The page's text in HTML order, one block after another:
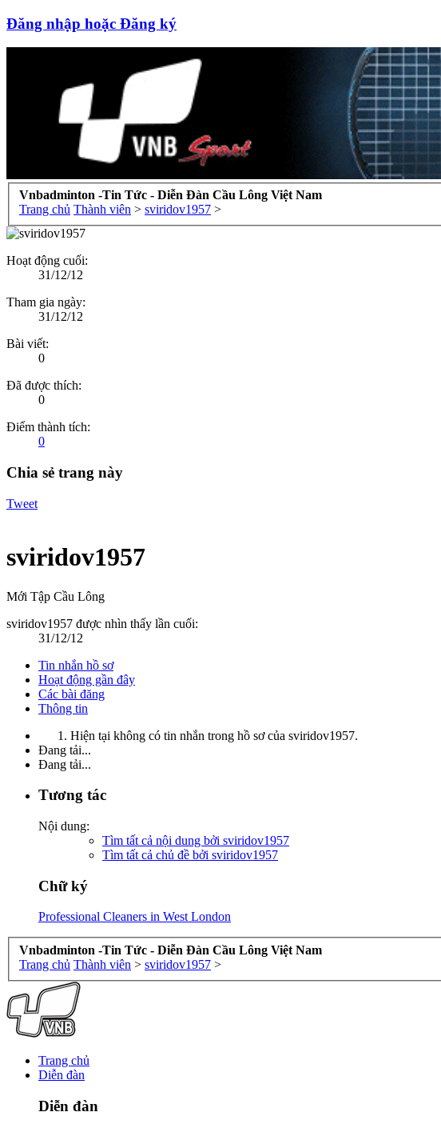
Đăng nhập hoặc Đăng ký
Vnbadminton -Tin Tức - Diễn Đàn Cầu Lông Việt Nam
Trang chủ Thành viên > sviridov1957 >
Hoạt động cuối:
31/12/12
Tham gia ngày:
31/12/12
Bài viết:
0
Đã được thích:
0
Điểm thành tích:
0
Chia sẻ trang này
Tweet
sviridov1957
Mới Tập Cầu Lông
sviridov1957 được nhìn thấy lần cuối:
31/12/12
Tin nhắn hồ sơ
Hoạt động gần đây
Các bài đăng
Thông tin
Hiện tại không có tin nhắn trong hồ sơ của sviridov1957.
Đang tải...
Đang tải...
Tương tác
Nội dung:
Tìm tất cả nội dung bởi sviridov1957
Tìm tất cả chủ đề bởi sviridov1957
Chữ ký
Professional Cleaners in West London
Vnbadminton -Tin Tức - Diễn Đàn Cầu Lông Việt Nam
Trang chủ Thành viên > sviridov1957 >
Trang chủ
Diễn đàn
Diễn đàn